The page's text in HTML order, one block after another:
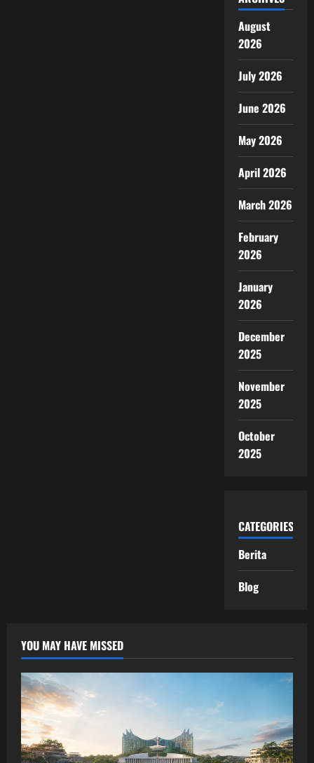
August
2026
July 2026
June 2026
May 2026
April 2026
March 2026
February
2026
January
2026
December
2025
November
2025
October
2025
CATEGORIES
Berita
Blog
YOU MAY HAVE MISSED